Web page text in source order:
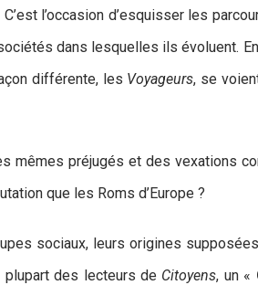
C’est l’occasion d’esquisser les
dans lesquelles ils évoluent.
différente, les Voyageurs, se
mêmes préjugés et des vexations
que les Roms d’Europe ?
sociaux, leurs origines
des lecteurs de Citoyens, un «